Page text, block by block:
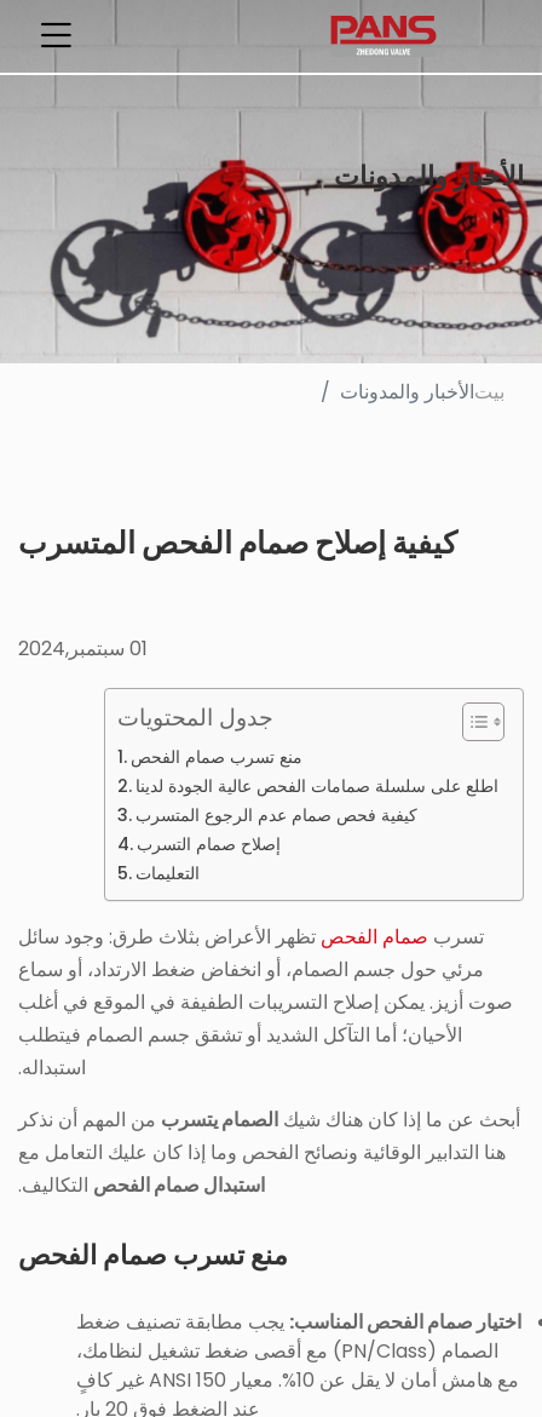
الأخبار والمدونات
بيتالأخبار والمدونات
كيفية إصلاح صمام الفحص المتسرب
01 سبتمبر,2024
جدول المحتويات
منع تسرب صمام الفحص
اطلع على سلسلة صمامات الفحص عالية الجودة لدينا
كيفية فحص صمام عدم الرجوع المتسرب
إصلاح صمام التسرب
التعليمات
تسرب صمام الفحص تظهر الأعراض بثلاث طرق: وجود سائل
مرئي حول جسم الصمام، أو انخفاض ضغط الارتداد، أو سماع
صوت أزيز. يمكن إصلاح التسريبات الطفيفة في الموقع في أغلب
الأحيان؛ أما التآكل الشديد أو تشقق جسم الصمام فيتطلب
استبداله.
أبحث عن ما إذا كان هناك شيك الصمام يتسرب من المهم أن نذكر
هنا التدابير الوقائية ونصائح الفحص وما إذا كان عليك التعامل مع
استبدال صمام الفحص التكاليف.
منع تسرب صمام الفحص
اختيار صمام الفحص المناسب: يجب مطابقة تصنيف ضغط
الصمام (PN/Class) مع أقصى ضغط تشغيل لنظامك،
مع هامش أمان لا يقل عن 10%. معيار ANSI 150 غير كافٍ
عند الضغط فوق 20 بار.